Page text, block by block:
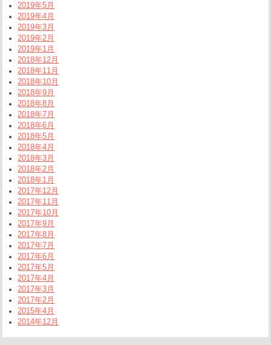
2019年5月
2019年4月
2019年3月
2019年2月
2019年1月
2018年12月
2018年11月
2018年10月
2018年9月
2018年8月
2018年7月
2018年6月
2018年5月
2018年4月
2018年3月
2018年2月
2018年1月
2017年12月
2017年11月
2017年10月
2017年9月
2017年8月
2017年7月
2017年6月
2017年5月
2017年4月
2017年3月
2017年2月
2015年4月
2014年12月